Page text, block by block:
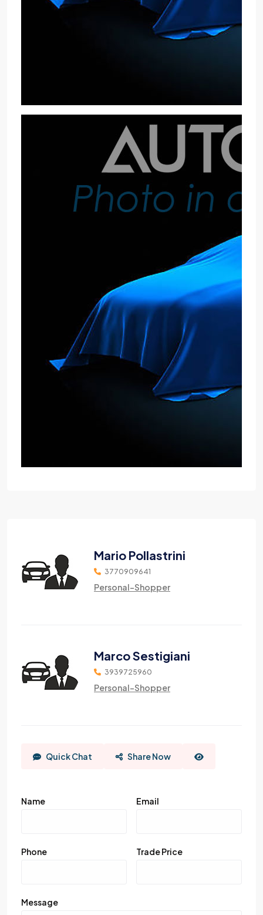
Mario Pollastrini
3770909641
Personal-Shopper
Marco Sestigiani
3939725960
Personal-Shopper
Quick Chat Share Now
Name Email
Phone Trade Price
Message